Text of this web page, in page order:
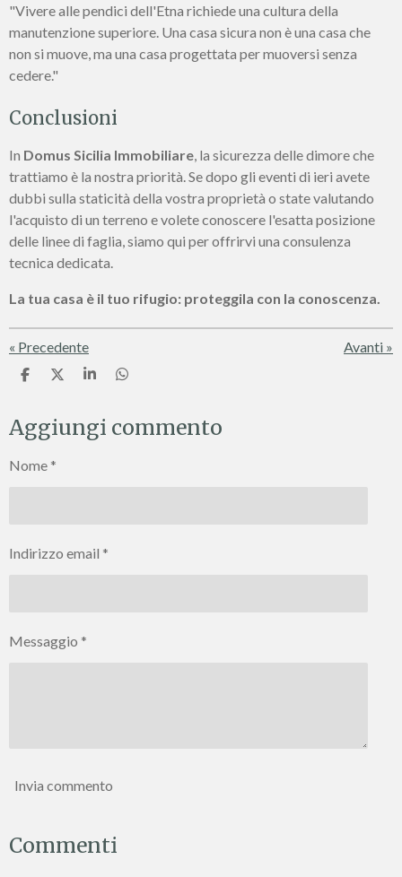
"Vivere alle pendici dell'Etna richiede una cultura della
manutenzione superiore. Una casa sicura non è una casa che
non si muove, ma una casa progettata per muoversi senza
cedere."
Conclusioni
In Domus Sicilia Immobiliare, la sicurezza delle dimore che
trattiamo è la nostra priorità. Se dopo gli eventi di ieri avete
dubbi sulla staticità della vostra proprietà o state valutando
l'acquisto di un terreno e volete conoscere l'esatta posizione
delle linee di faglia, siamo qui per offrirvi una consulenza
tecnica dedicata.
La tua casa è il tuo rifugio: proteggila con la conoscenza.
« Precedente Avanti »
C
d
i
i
C
d
i
C
d
i
C
d
i
Aggiungi commento
Nome *
Indirizzo email *
Messaggio *
Invia commento
Commenti